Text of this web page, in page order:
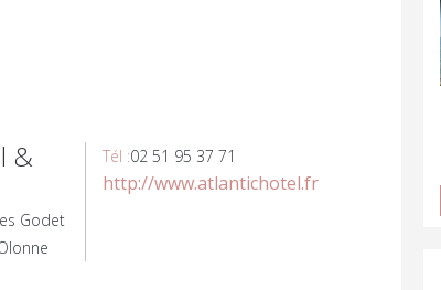
&
Godet
Tél :02 51 95 37 71
http://www.atlantichotel.fr